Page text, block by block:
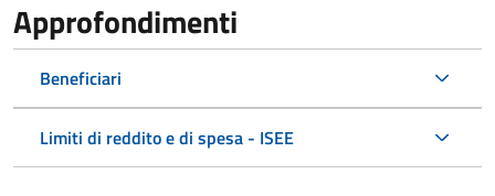
Approfondimenti
Beneficiari
Limiti di reddito e di spesa - ISEE